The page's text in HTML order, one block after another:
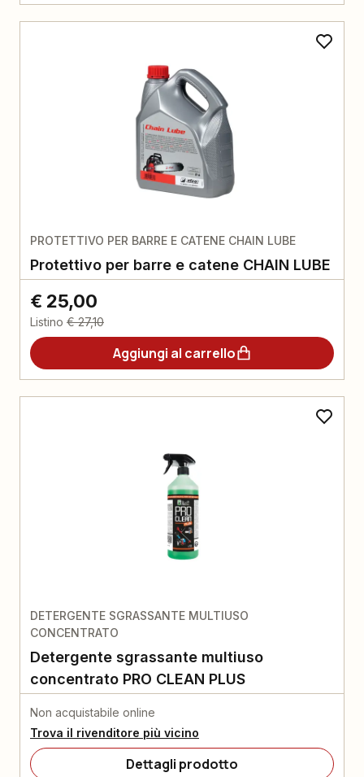
PROTETTIVO PER BARRE E CATENE CHAIN LUBE
Protettivo per barre e catene CHAIN LUBE
€ 25,00
Listino € 27,10
Aggiungi al carrello
DETERGENTE SGRASSANTE MULTIUSO
CONCENTRATO
Detergente sgrassante multiuso
concentrato PRO CLEAN PLUS
Non acquistabile online
Trova il rivenditore più vicino
Dettagli prodotto